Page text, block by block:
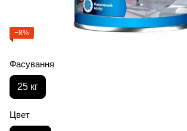
−8%
Фасування
25 кг
Цвет